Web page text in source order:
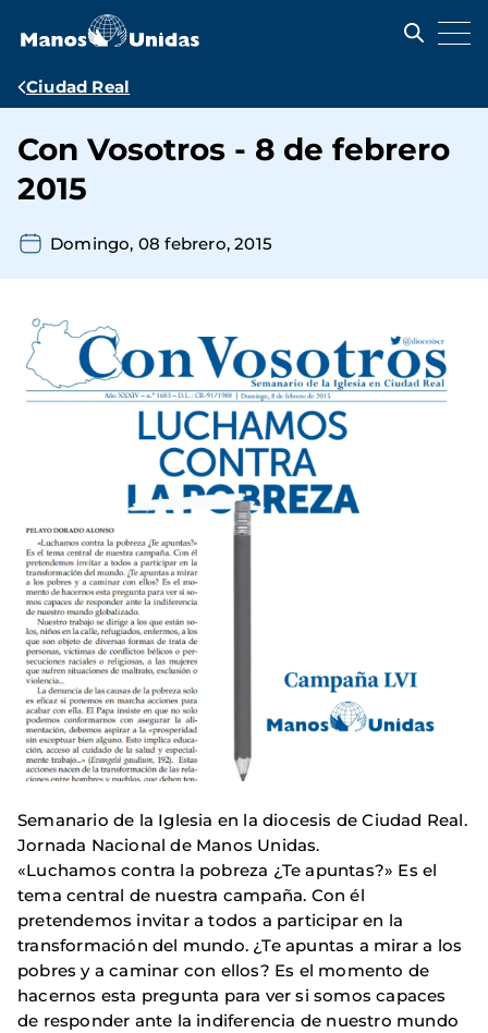
contenido
Ruta
navegación
Ciudad Real
Con Vosotros - 8 de febrero
2015
Domingo, 08 febrero, 2015
Semanario de la Iglesia en la diocesis de Ciudad Real.
Jornada Nacional de Manos Unidas.
«Luchamos contra la pobreza ¿Te apuntas?» Es el
tema central de nuestra campaña. Con él
pretendemos invitar a todos a participar en la
transformación del mundo. ¿Te apuntas a mirar a los
pobres y a caminar con ellos? Es el momento de
hacernos esta pregunta para ver si somos capaces
de responder ante la indiferencia de nuestro mundo